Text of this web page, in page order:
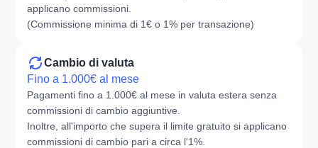
applicano commissioni.
(Commissione minima di 1€ o 1% per transazione)
Cambio di valuta
Fino a 1.000€ al mese
Pagamenti fino a 1.000€ al mese in valuta estera senza
commissioni di cambio aggiuntive.
Inoltre, all'importo che supera il limite gratuito si applicano
commissioni di cambio pari a circa l'1%.